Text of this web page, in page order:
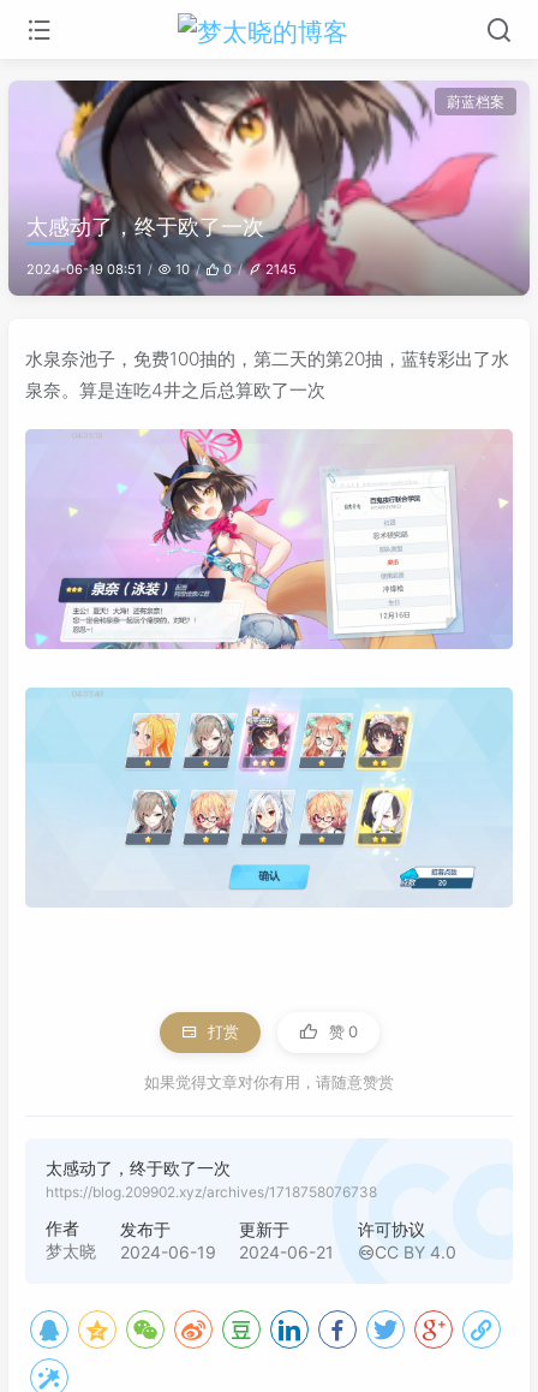
蔚蓝档案
太感动了，终于欧了一次
2024-06-19 08:51 10 0 2145
水泉奈池子，免费100抽的，第二天的第20抽，蓝转彩出了水
泉奈。算是连吃4井之后总算欧了一次
打赏 赞 0
如果觉得文章对你有用，请随意赞赏
太感动了，终于欧了一次
https://blog.209902.xyz/archives/1718758076738
作者
梦太晓
发布于
2024-06-19
更新于
2024-06-21
许可协议
CC BY 4.0